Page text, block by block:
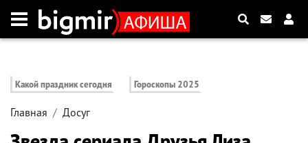
Какой праздник сегодня Гороскопы 2025
Главная Досуг